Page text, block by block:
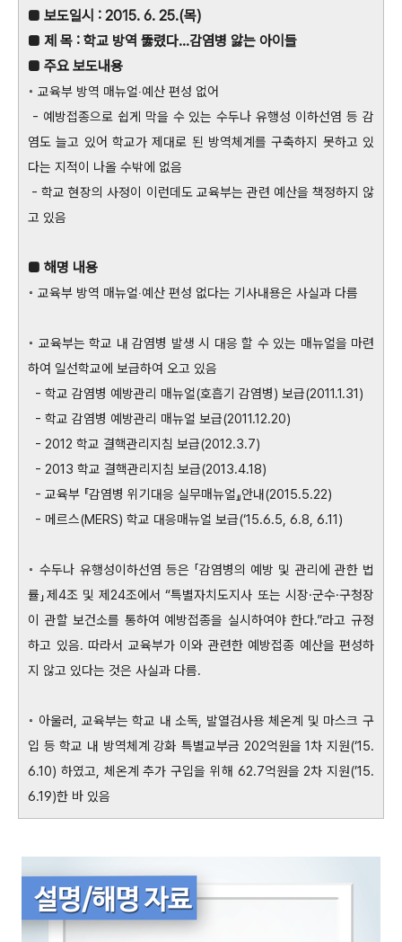
■ 보도일시 : 2015. 6. 25.(목)
■ 제 목 : 학교 방역 뚫렸다...감염병 앓는 아이들
■ 주요 보도내용
◦ 교육부 방역 매뉴얼‧예산 편성 없어
- 예방접종으로 쉽게 막을 수 있는 수두나 유행성 이하선염 등 감
염도 늘고 있어 학교가 제대로 된 방역체계를 구축하지 못하고 있
다는 지적이 나올 수밖에 없음
- 학교 현장의 사정이 이런데도 교육부는 관련 예산을 책정하지 않
고 있음
■ 해명 내용
◦ 교육부 방역 매뉴얼‧예산 편성 없다는 기사내용은 사실과 다름
◦ 교육부는 학교 내 감염병 발생 시 대응 할 수 있는 매뉴얼을 마련
하여 일선학교에 보급하여 오고 있음
- 학교 감염병 예방관리 매뉴얼(호흡기 감염병) 보급(2011.1.31)
- 학교 감염병 예방관리 매뉴얼 보급(2011.12.20)
- 2012 학교 결핵관리지침 보급(2012.3.7)
- 2013 학교 결핵관리지침 보급(2013.4.18)
- 교육부 『감염병 위기대응 실무매뉴얼』안내(2015.5.22)
- 메르스(MERS) 학교 대응매뉴얼 보급(‘15.6.5, 6.8, 6.11)
◦ 수두나 유행성이하선염 등은 「감염병의 예방 및 관리에 관한 법
률」제4조 및 제24조에서 “특별자치도지사 또는 시장·군수·구청장
이 관할 보건소를 통하여 예방접종을 실시하여야 한다.”라고 규정
하고 있음. 따라서 교육부가 이와 관련한 예방접종 예산을 편성하
지 않고 있다는 것은 사실과 다름.
◦ 아울러, 교육부는 학교 내 소독, 발열검사용 체온계 및 마스크 구
입 등 학교 내 방역체계 강화 특별교부금 202억원을 1차 지원(‘15.
6.10) 하였고, 체온계 추가 구입을 위해 62.7억원을 2차 지원(’15.
6.19)한 바 있음